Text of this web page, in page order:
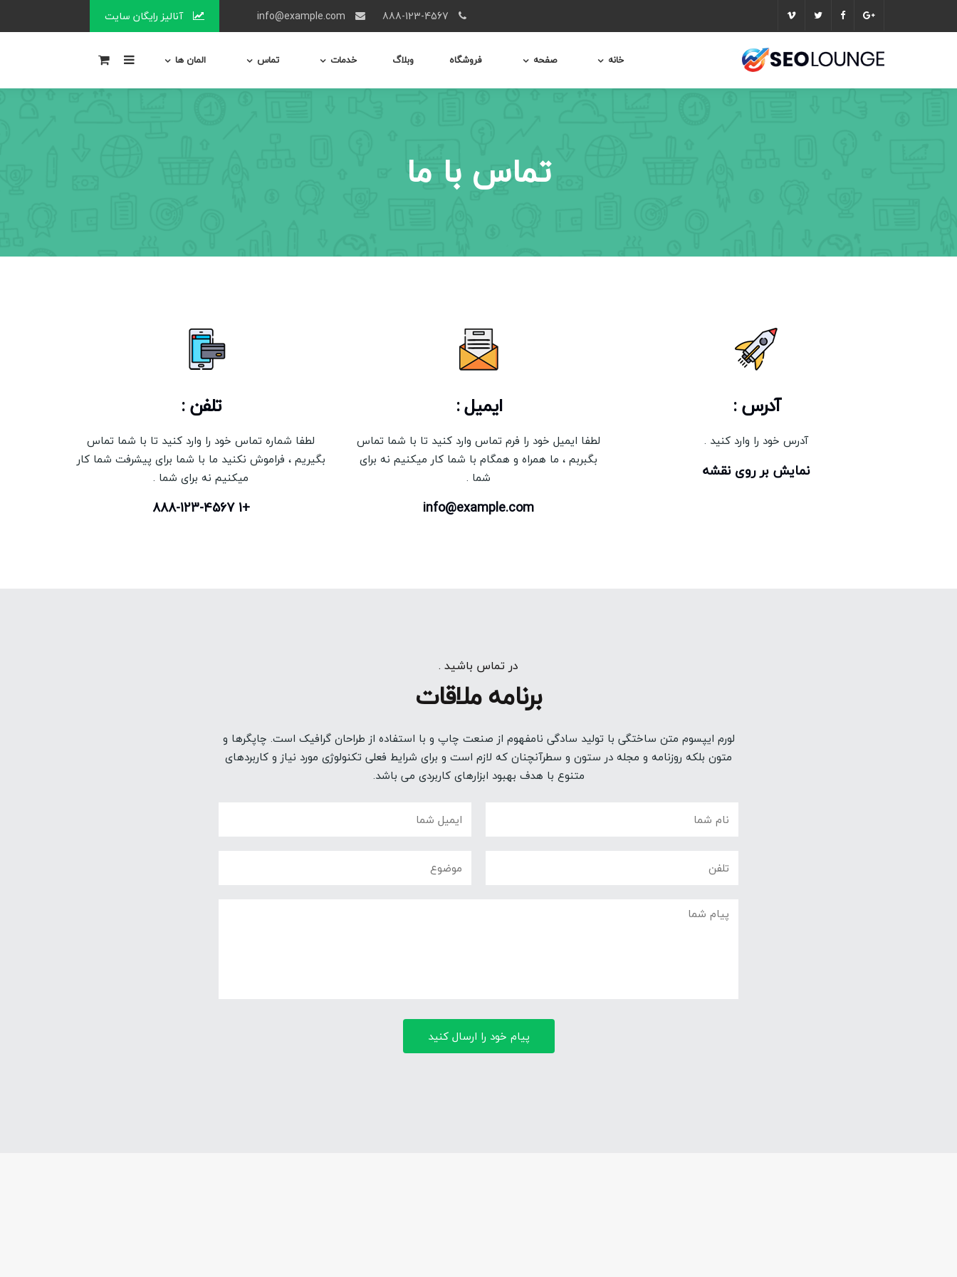
آنالیز رایگان سایت
خانه صفحه فروشگاه وبلاگ خدمات تماس المان ها
تماس با ما
تلفن :
لطفا شماره تماس خود را وارد کنید تا با شما تماس
بگیریم ، فراموش نکنید ما با شما برای پیشرفت شما کار
میکنیم نه برای شما .
+1 888-123-4567
ایمیل :
لطفا ایمیل خود را فرم تماس وارد کنید تا با شما تماس
بگبربم ، ما همراه و همگام با شما کار میکنیم نه برای
شما .
info@example.com
آدرس :
آدرس خود را وارد کنید .
نمایش بر روی نقشه
در تماس باشید .
برنامه ملاقات
لورم ایپسوم متن ساختگی با تولید سادگی نامفهوم از صنعت چاپ و با استفاده از طراحان گرافیک است. چاپگرها و
متون بلکه روزنامه و مجله در ستون و سطرآنچنان که لازم است و برای شرایط فعلی تکنولوژی مورد نیاز و کاربردهای
متنوع با هدف بهبود ابزارهای کاربردی می باشد.